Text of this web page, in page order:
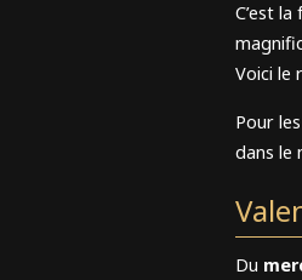
C’est
Voici le
Pour
dans le
Du